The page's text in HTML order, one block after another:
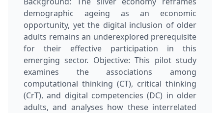
demographic ageing as an economic
opportunity, yet the digital inclusion of older
adults remains an underexplored prerequisite
for their effective participation in this
emerging sector. Objective: This pilot study
examines the associations among
computational thinking (CT), critical thinking
(CrT), and digital competencies (DC) in older
adults, and analyses how these interrelated